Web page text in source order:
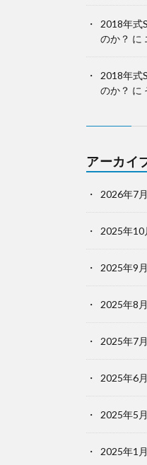
2018年式
のか？ に
2018年式
のか？ に
アーカイ
2026年7月
2025年10
2025年9月
2025年8月
2025年7月
2025年6月
2025年5月
2025年1月